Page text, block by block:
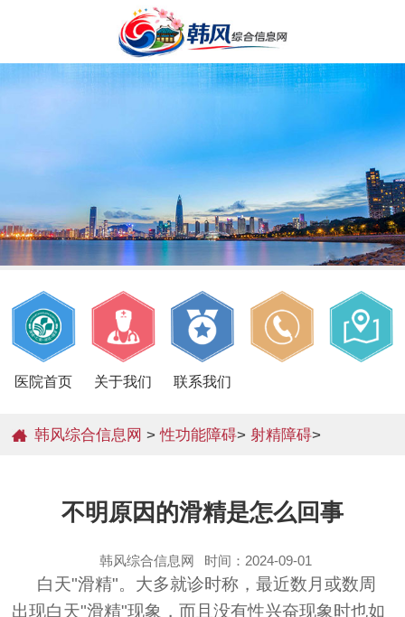
医院首页 关于我们 联系我们
韩风综合信息网 >性功能障碍>射精障碍>
不明原因的滑精是怎么回事
韩风综合信息网 时间：2024-09-01
白天"滑精"。大多就诊时称，最近数月或数周
出现白天"滑精"现象，而且没有性兴奋现象时也如